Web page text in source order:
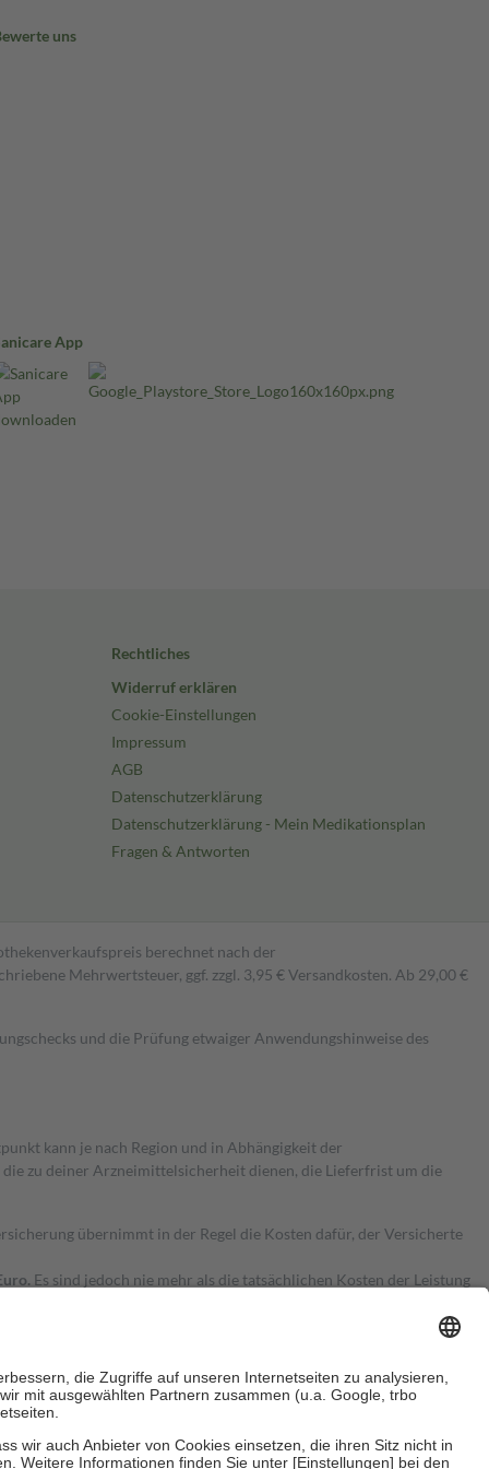
uns
App
Rechtliches
Widerruf erklären
Cookie-Einstellungen
Impressum
AGB
Datenschutzerklärung
Datenschutzerklärung - Mein Medikationsplan
Fragen & Antworten
berechnet nach der
Mehrwertsteuer, ggf. zzgl. 3,95 € Versandkosten. Ab 29,00 €
und die Prüfung etwaiger Anwendungshinweise des
kann je nach Region und in Abhängigkeit der
zu deiner Arzneimittelsicherheit dienen, die Lieferfrist um die
übernimmt in der Regel die Kosten dafür, der Versicherte
Es sind jedoch nie mehr als die tatsächlichen Kosten der Leistung
Zuzahlungen an bei: